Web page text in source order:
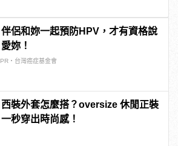
伴侶和妳一起預防HPV，才有資格說
愛妳！
PR・台灣癌症基金會
西裝外套怎麼搭？oversize 休閒正裝
一秒穿出時尚感！